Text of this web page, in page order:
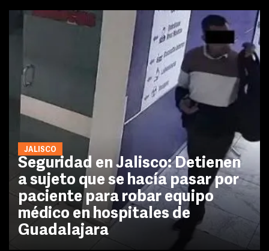
JALISCO
Seguridad en Jalisco: Detienen
a sujeto que se hacía pasar por
paciente para robar equipo
médico en hospitales de
Guadalajara